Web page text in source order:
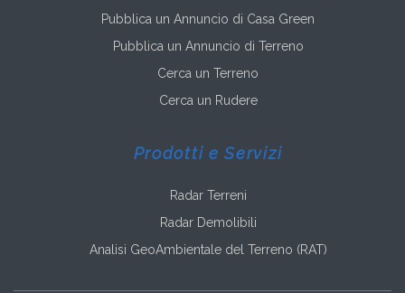
Pubblica un Annuncio di Casa Green
Pubblica un Annuncio di Terreno
Cerca un Terreno
Cerca un Rudere
Prodotti e Servizi
Radar Terreni
Radar Demolibili
Analisi GeoAmbientale del Terreno (RAT)